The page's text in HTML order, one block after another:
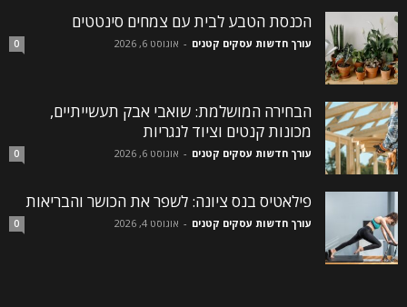
הכנסת הטבע לבית עם צמחים סינטטים
עורך חדשות עסקים קטנים - אוגוסט 6, 2026 0
הבחירה המושלמת: שואבי אבק תעשייתיים,
מכונות קנטים וציוד לנגריות
עורך חדשות עסקים קטנים - אוגוסט 6, 2026 0
פילאטיס בנס ציונה: לשפר את הכושר והבריאות
עורך חדשות עסקים קטנים - אוגוסט 4, 2026 0